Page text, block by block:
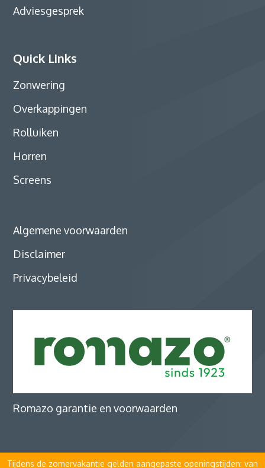
Adviesgesprek
Quick Links
Zonwering
Overkappingen
Rolluiken
Horren
Screens
Algemene voorwaarden
Disclaimer
Privacybeleid
Romazo garantie en voorwaarden
Tijdens de zomervakantie gelden aangepaste openingstijden: van